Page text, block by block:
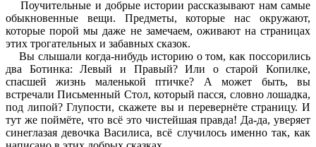
Поучительные и добрые истории рассказывают нам самые
обыкновенные вещи. Предметы, которые нас окружают,
которые порой мы даже не замечаем, оживают на страницах
этих трогательных и забавных сказок.
Вы слышали когда-нибудь историю о том, как поссорились
два Ботинка: Левый и Правый? Или о старой Копилке,
спасшей жизнь маленькой птичке? А может быть, вы
встречали Письменный Стол, который пасся, словно лошадка,
под липой? Глупости, скажете вы и перевернёте страницу. И
тут же поймёте, что всё это чистейшая правда! Да-да, уверяет
синеглазая девочка Василиса, всё случилось именно так, как